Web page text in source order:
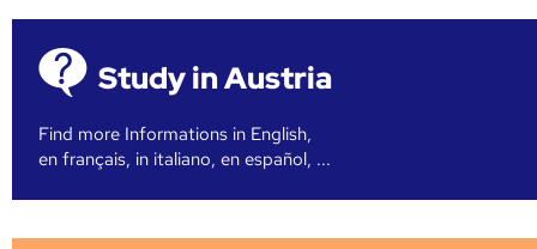
Study in Austria
Find more Informations in English,
en français, in italiano, en español, ...